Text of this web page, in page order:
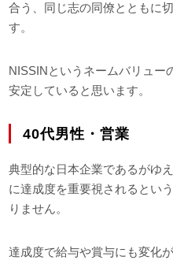
合う、同じ志の同僚とともに
す。
NISSINというネームバリュー
安定していると思います。
40代男性・営業
典型的な日本企業であるがゆ
に達成度を重要視されるとい
りません。
達成度で給与や賞与にも変化